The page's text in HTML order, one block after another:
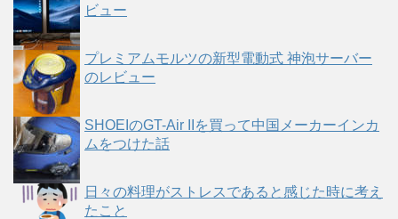
ビュー
プレミアムモルツの新型電動式 神泡サーバー
のレビュー
SHOEIのGT-Air IIを買って中国メーカーインカ
ムをつけた話
日々の料理がストレスであると感じた時に考え
たこと